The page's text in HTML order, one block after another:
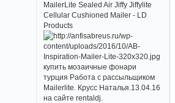
MailerLite Sealed Air Jiffy Jiffylite
Cellular Cushioned Mailer - LD
Products
купить мозаичные фонари
турция Работа с рассыльщиком
Mailerlite. Крусс Наталья.13.04.16
на сайте rentaldj.